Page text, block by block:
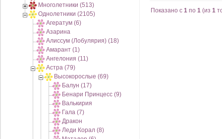
Многолетники (513)
Однолетники (2105)
Агератум (6)
Азарина
Алиссум (Лобулярия) (18)
Амарант (1)
Ангелония (11)
Астра (79)
Высокорослые (69)
Балун (17)
Бенари Принцесс (9)
Валькирия
Гала (7)
Дракон
Леди Корал (8)
Показано с 1 по 1 (из 1